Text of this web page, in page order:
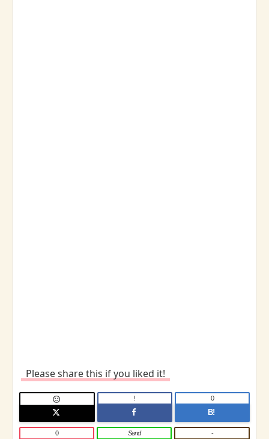
Please share this if you liked it!
 !
B!
0
0 Send -